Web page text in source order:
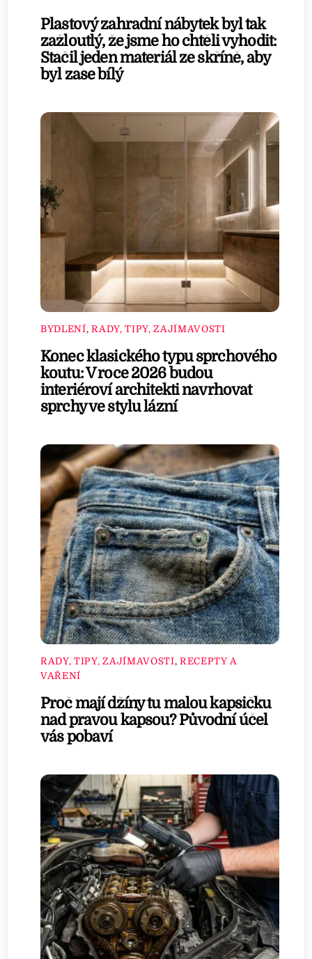
Plastový zahradní nábytek byl tak
zažloutlý, že jsme ho chtěli vyhodit:
Stačil jeden materiál ze skříně, aby
byl zase bílý
BYDLENÍ,RADY, TIPY, ZAJÍMAVOSTI
Konec klasického typu sprchového
koutu: V roce 2026 budou
interiéroví architekti navrhovat
sprchy ve stylu lázní
RADY, TIPY, ZAJÍMAVOSTI, RECEPTY A
VAŘENÍ
Proč mají džíny tu malou kapsičku
nad pravou kapsou? Původní účel
vás pobaví